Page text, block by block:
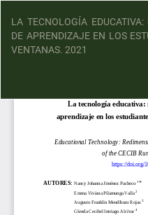
LA TECNOLOGÍA
DE APRENDIZAJE EN LOS
VENTANAS. 2021